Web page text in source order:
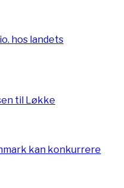
hos landets
til Løkke
kan konkurrere